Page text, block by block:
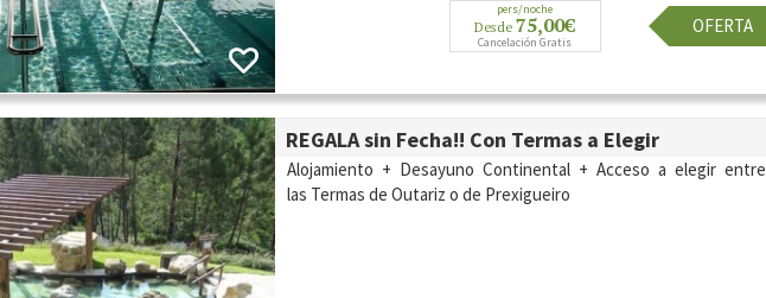
pers/noche
Desde75,00€
Cancelación Gratis
OFERTA
REGALA sin Fecha!! Con Termas a Elegir
Alojamiento + Desayuno Continental + Acceso a elegir entre
las Termas de Outariz o de Prexigueiro